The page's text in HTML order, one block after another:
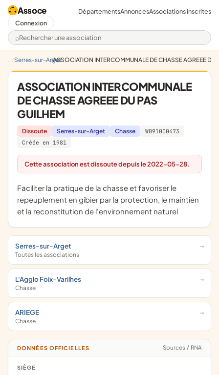
Assoce
Rechercher une association
DépartementsAnnoncesAssociations inscrites
Connexion
Serres-sur-ArgetASSOCIATION INTERCOMMUNALE DE CHASSE AGREEE DU
ASSOCIATION INTERCOMMUNALE
DE CHASSE AGREEE DU PAS
GUILHEM
Dissoute Serres-sur-Arget Chasse
W091000473
Créée en 1981
Cette association est dissoute depuis le 2022-05-28.
faciliter la pratique de la chasse et favoriser le
repeuplement en gibier par la protection, le maintien
et la reconstitution de l'environnement naturel
Serres-sur-Arget
Toutes les associations
L'Agglo Foix-Varilhes
Chasse
ARIEGE
Chasse
DONNÉES OFFICIELLES Sources / RNA
SIÈGE